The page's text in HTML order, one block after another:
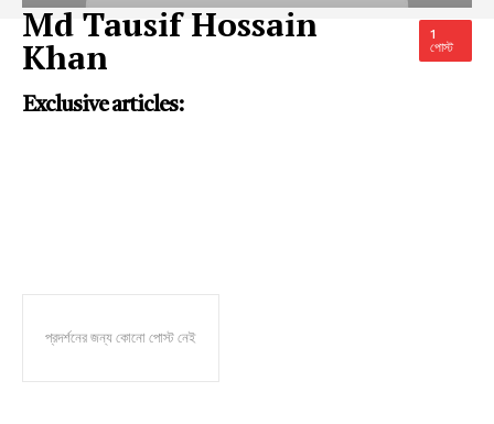
Md Tausif Hossain
Khan
1
পোস্ট
Exclusive articles:
প্রদর্শনের জন্য কোনো পোস্ট নেই